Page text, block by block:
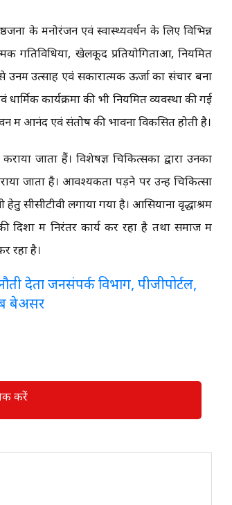
के मनोरंजन एवं स्वास्थ्यवर्धन के लिए विभिन्न
गतिविधियों, खेलकूद प्रतियोगिताओं, नियमित
उत्साह एवं सकारात्मक ऊर्जा का संचार बना
कार्यक्रमों की भी नियमित व्यवस्था की गई
में आनंद एवं संतोष की भावना विकसित होती है।
जाता हैं। विशेषज्ञ चिकित्सकों द्वारा उनका
जाता है। आवश्यकता पड़ने पर उन्हें चिकित्सा
हेतु सीसीटीवी लगाया गया है। आसियाना वृद्धाश्रम
दिशा में निरंतर कार्य कर रहा है तथा समाज में
रहा है।
देता जनसंपर्क विभाग, पीजीपोर्टल,
बेअसर
करें